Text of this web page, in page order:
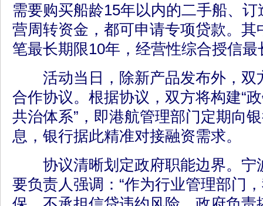
需要购买船龄15年以内的二手船、
营周转资金，都可申请专项贷款。其
笔最长期限10年，经营性综合授信最
活动当日，除新产品发布外，双
合作协议。根据协议，双方将构建“
共治体系”，即港航管理部门定期向
息，银行据此精准对接融资需求。
协议清晰划定政府职能边界。宁
要负责人强调：“作为行业管理部门